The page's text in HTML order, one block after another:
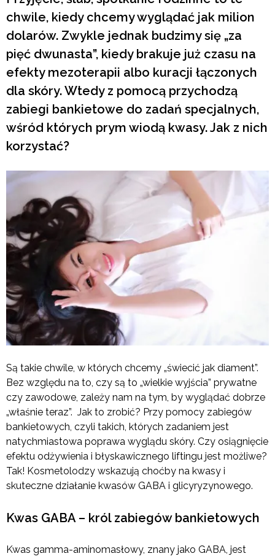
chwile, kiedy chcemy wyglądać jak milion
dolarów. Zwykle jednak budzimy się „za
pięć dwunasta”, kiedy brakuje już czasu na
efekty mezoterapii albo kuracji łączonych
dla skóry. Wtedy z pomocą przychodzą
zabiegi bankietowe do zadań specjalnych,
wśród których prym wiodą kwasy. Jak z nich
korzystać?
Są takie chwile, w których chcemy „świecić jak diament”.
Bez względu na to, czy są to „wielkie wyjścia” prywatne
czy zawodowe, zależy nam na tym, by wyglądać dobrze
„właśnie teraz”. Jak to zrobić? Przy pomocy zabiegów
bankietowych, czyli takich, których zadaniem jest
natychmiastowa poprawa wyglądu skóry. Czy osiągnięcie
efektu odżywienia i błyskawicznego liftingu jest możliwe?
Tak! Kosmetolodzy wskazują choćby na kwasy i
skuteczne działanie kwasów GABA i glicyryzynowego.
Kwas GABA – król zabiegów bankietowych
Kwas gamma-aminomasłowy, znany jako GABA, jest